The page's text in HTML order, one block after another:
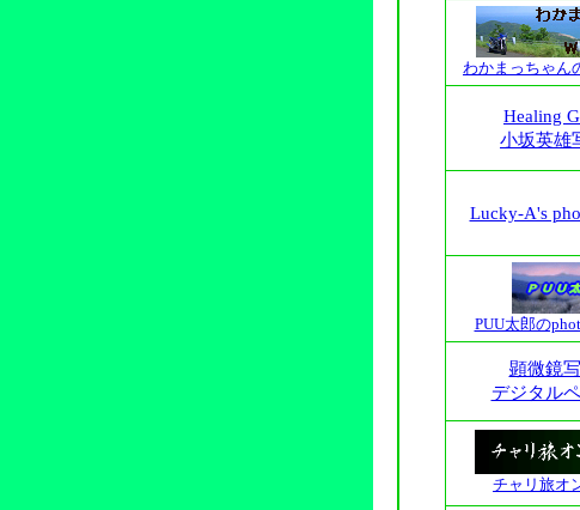
わかまっちゃん
Healing
小坂英雄
Lucky-A's
PUU太郎の
顕微鏡
デジタル
チャリ旅オ